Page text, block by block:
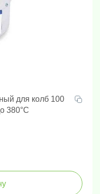
для колб 100
380°С